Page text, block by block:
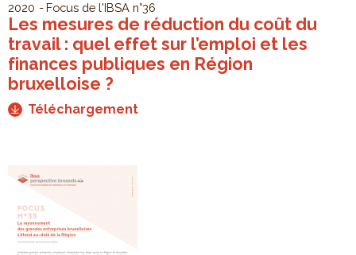
2020 Focus de l'IBSA n°36
Les mesures de réduction du coût du
travail : quel effet sur l’emploi et les
finances publiques en Région
bruxelloise ?
Téléchargement